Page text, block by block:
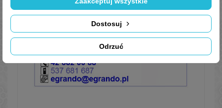
Odrzuć
Dostosuj